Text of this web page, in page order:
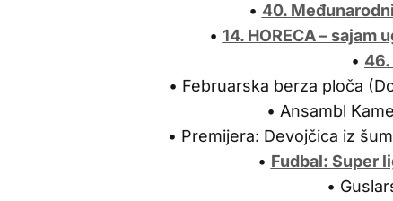
• 40.
• 14. HORECA –
• 46.
• Februarska berza ploča
• Ansambl
• Premijera: Devojčica iz
• Fudbal: Super
•